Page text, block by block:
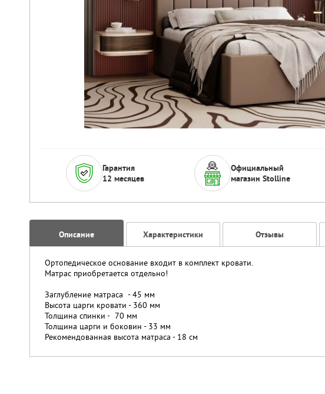
Гарантия
12 месяцев
Официальный
магазин Stolline
Описание Характеристики Отзывы
Ортопедическое основание входит в комплект кровати.
Матрас приобретается отдельно!
Заглубление матраса - 45 мм
Высота царги кровати - 360 мм
Толщина спинки - 70 мм
Толщина царги и боковин - 33 мм
Рекомендованная высота матраса - 18 см